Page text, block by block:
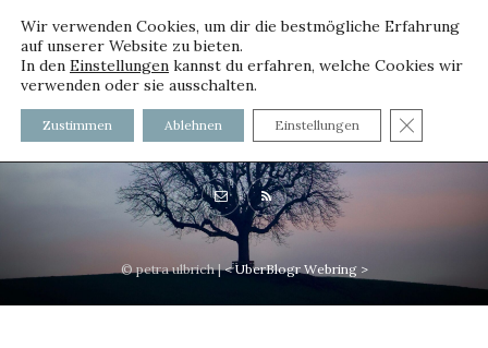
voller worte - mit und ohne
Innenfutter
© petra ulbrich |< UberBlogr Webring >
Wir verwenden Cookies, um dir die bestmögliche Erfahrung
auf unserer Website zu bieten.
In den Einstellungen kannst du erfahren, welche Cookies wir
verwenden oder sie ausschalten.
Zustimmen Ablehnen Einstellungen GDPR